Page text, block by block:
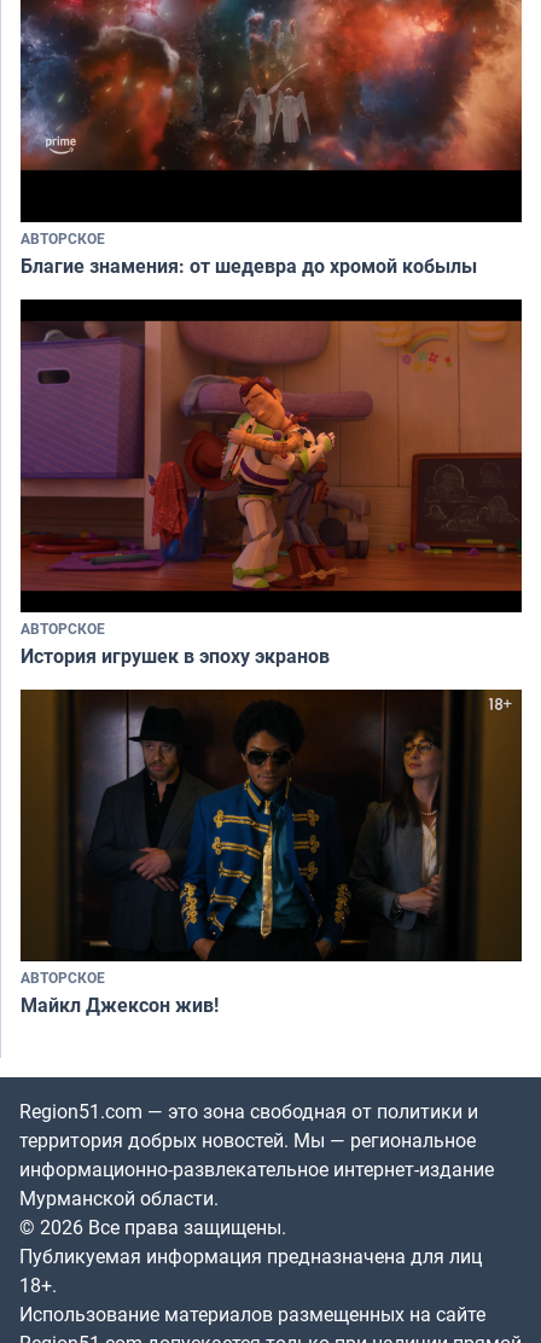
АВТОРСКОЕ
Благие знамения: от шедевра до хромой кобылы
АВТОРСКОЕ
История игрушек в эпоху экранов
АВТОРСКОЕ
Майкл Джексон жив!
Region51.com — это зона свободная от политики и
территория добрых новостей. Мы — региональное
информационно-развлекательное интернет-издание
Мурманской области.
© 2026 Все права защищены.
Публикуемая информация предназначена для лиц
18+.
Использование материалов размещенных на сайте